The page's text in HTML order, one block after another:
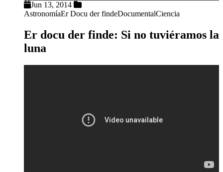
Jun 13, 2014
AstronomíaEr Docu der findeDocumentalCiencia
Er docu der finde: Si no tuviéramos la
luna